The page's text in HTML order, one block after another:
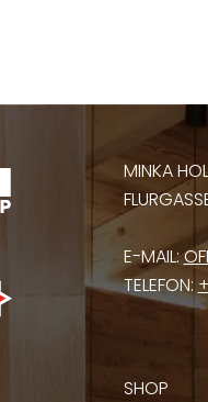
MINKA
E-MAIL:
TELEFON:
SHOP